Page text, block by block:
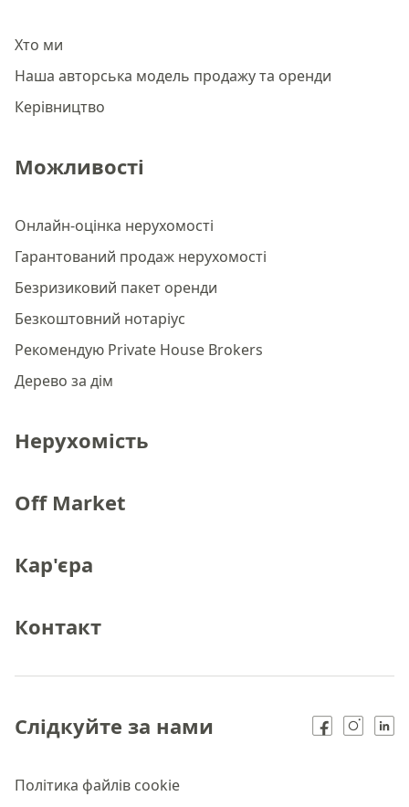
Хто ми
Наша авторська модель продажу та оренди
Керівництво
Можливості
Онлайн-оцінка нерухомості
Гарантований продаж нерухомості
Безризиковий пакет оренди
Безкоштовний нотаріус
Рекомендую Private House Brokers
Дерево за дім
Нерухомість
Off Market
Кар'єра
Контакт
Політика файлів cookie
Слідкуйте за нами